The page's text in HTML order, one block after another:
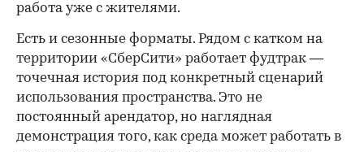
работа уже с жителями.
Есть и сезонные форматы. Рядом с катком на
территории «СберСити» работает фудтрак —
точечная история под конкретный сценарий
использования пространства. Это не
постоянный арендатор, но наглядная
демонстрация того, как среда может работать в